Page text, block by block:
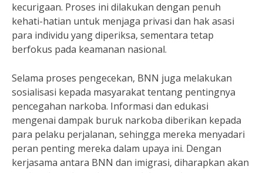
kecurigaan. Proses ini dilakukan dengan penuh
kehati-hatian untuk menjaga privasi dan hak asasi
para individu yang diperiksa, sementara tetap
berfokus pada keamanan nasional.
Selama proses pengecekan, BNN juga melakukan
sosialisasi kepada masyarakat tentang pentingnya
pencegahan narkoba. Informasi dan edukasi
mengenai dampak buruk narkoba diberikan kepada
para pelaku perjalanan, sehingga mereka menyadari
peran penting mereka dalam upaya ini. Dengan
kerjasama antara BNN dan imigrasi, diharapkan akan